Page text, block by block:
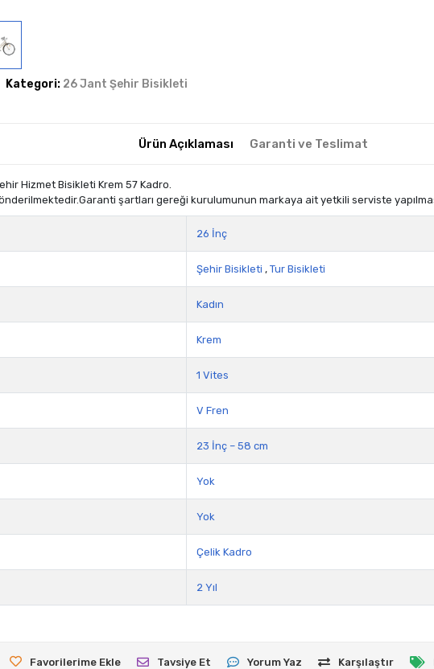
Kategori: 26 Jant Şehir Bisikleti
Ürün Açıklaması Garanti ve Teslimat
Hizmet Bisikleti Krem 57 Kadro.
şartları gereği kurulumunun markaya ait yetkili serviste
26 İnç
Şehir Bisikleti ,Tur Bisikleti
Kadın
Krem
1 Vites
V Fren
23 İnç – 58 cm
Yok
Yok
Çelik Kadro
2 Yıl
Favorilerime Ekle Tavsiye Et Yorum Yaz Karşılaştır